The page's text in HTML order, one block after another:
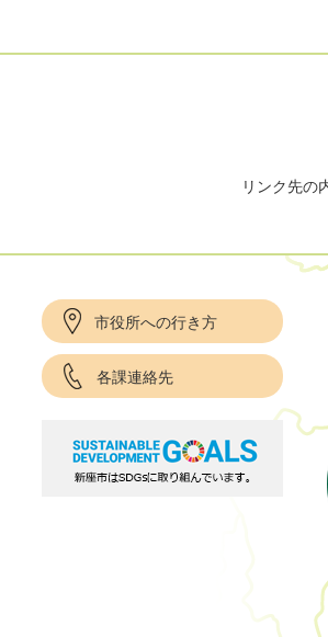
リンク先の
市役所への行き方
各課連絡先